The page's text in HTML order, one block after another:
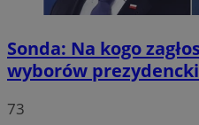
Sonda: Na kogo
wyborów
73